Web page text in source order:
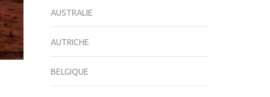
AUSTRALIE
AUTRICHE
BELGIQUE